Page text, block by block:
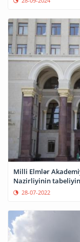
Milli Elmlər
Nazirliyinin
28-07-2022